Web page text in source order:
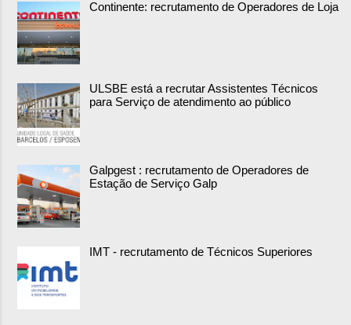
Continente: recrutamento de Operadores de Loja
ULSBE está a recrutar Assistentes Técnicos
para Serviço de atendimento ao público
Galpgest : recrutamento de Operadores de
Estação de Serviço Galp
IMT - recrutamento de Técnicos Superiores